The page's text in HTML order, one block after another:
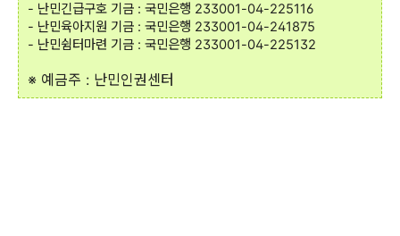
- 난민긴급구호 기금 : 국민은행 233001-04-225116
- 난민육아지원 기금 : 국민은행 233001-04-241875
- 난민쉼터마련 기금 : 국민은행 233001-04-225132
※ 예금주 : 난민인권센터